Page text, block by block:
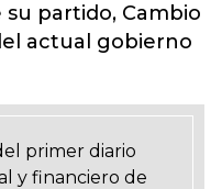
partido, Cambio
actual gobierno
primer diario
y financiero de